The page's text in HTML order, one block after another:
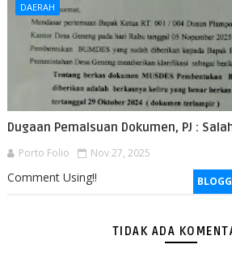
DAERAH
Dugaan Pemalsuan Dokumen, PJ :
Porto Folio Nov 27, 2025
Comment Using!!
TIDAK ADA